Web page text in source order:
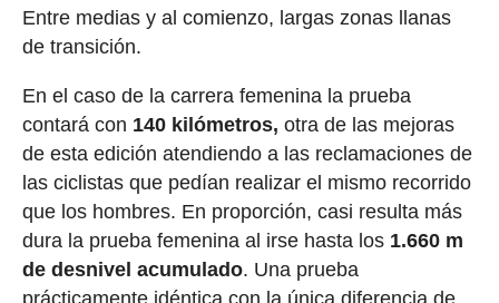
Entre medias y al comienzo, largas zonas llanas
de transición.
En el caso de la carrera femenina la prueba
contará con 140 kilómetros, otra de las mejoras
de esta edición atendiendo a las reclamaciones de
las ciclistas que pedían realizar el mismo recorrido
que los hombres. En proporción, casi resulta más
dura la prueba femenina al irse hasta los 1.660 m
de desnivel acumulado. Una prueba
prácticamente idéntica con la única diferencia de